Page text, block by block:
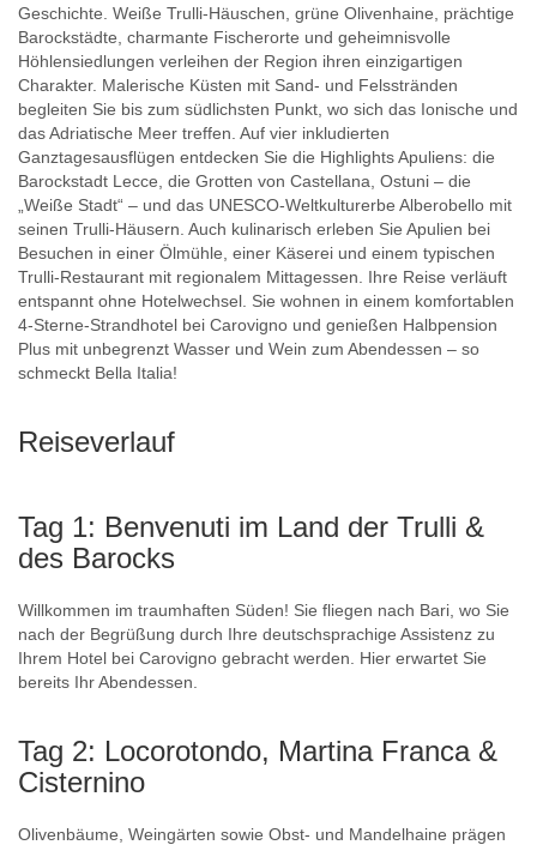
Geschichte. Weiße Trulli-Häuschen, grüne Olivenhaine, prächtige
Barockstädte, charmante Fischerorte und geheimnisvolle
Höhlensiedlungen verleihen der Region ihren einzigartigen
Charakter. Malerische Küsten mit Sand- und Felsstränden
begleiten Sie bis zum südlichsten Punkt, wo sich das Ionische und
das Adriatische Meer treffen. Auf vier inkludierten
Ganztagesausflügen entdecken Sie die Highlights Apuliens: die
Barockstadt Lecce, die Grotten von Castellana, Ostuni – die
„Weiße Stadt“ – und das UNESCO-Weltkulturerbe Alberobello mit
seinen Trulli-Häusern. Auch kulinarisch erleben Sie Apulien bei
Besuchen in einer Ölmühle, einer Käserei und einem typischen
Trulli-Restaurant mit regionalem Mittagessen. Ihre Reise verläuft
entspannt ohne Hotelwechsel. Sie wohnen in einem komfortablen
4-Sterne-Strandhotel bei Carovigno und genießen Halbpension
Plus mit unbegrenzt Wasser und Wein zum Abendessen – so
schmeckt Bella Italia!
Reiseverlauf
Tag 1: Benvenuti im Land der Trulli &
des Barocks
Willkommen im traumhaften Süden! Sie fliegen nach Bari, wo Sie
nach der Begrüßung durch Ihre deutschsprachige Assistenz zu
Ihrem Hotel bei Carovigno gebracht werden. Hier erwartet Sie
bereits Ihr Abendessen.
Tag 2: Locorotondo, Martina Franca &
Cisternino
Olivenbäume, Weingärten sowie Obst- und Mandelhaine prägen